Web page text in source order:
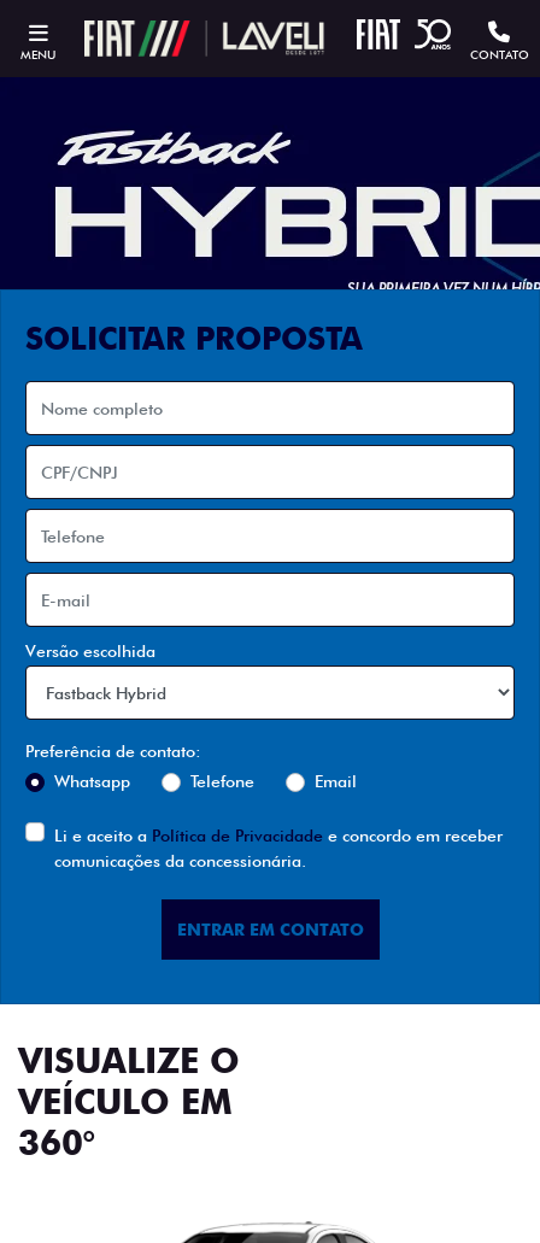
MENU CONTATO
SOLICITAR PROPOSTA
Versão escolhida
Preferência de contato:
Whatsapp
Telefone Email
Li e aceito a Política de Privacidade e concordo em receber
comunicações da concessionária.
ENTRAR EM CONTATO
VISUALIZE O
VEÍCULO EM
360°